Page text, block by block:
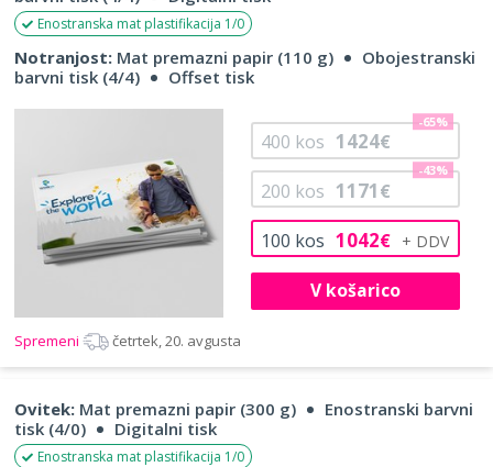
Enostranska mat plastifikacija 1/0
Notranjost: Mat premazni papir (110 g)
Obojestranski
barvni tisk (4/4)
Offset tisk
100 kos 1042€
200 kos 1171€
-43%
400 kos 1424€
-65%
V košarico
Spremeni četrtek, 20. avgusta
Ovitek: Mat premazni papir (300 g)
Enostranski barvni
tisk (4/0)
Digitalni tisk
Enostranska mat plastifikacija 1/0